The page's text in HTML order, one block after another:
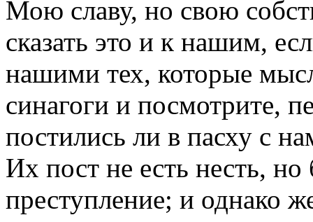
Мою славу, но свою
сказать это и к нашим,
нашими тех, которые
синагоги и посмотрите,
постились ли в пасху с
Их пост не есть несть, но
преступление; и однако